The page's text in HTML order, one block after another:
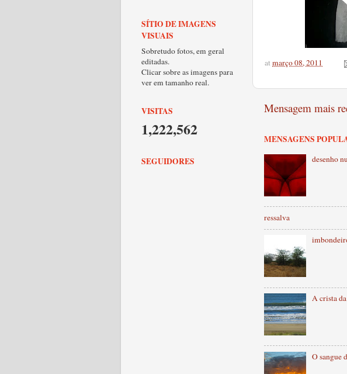
atmarço 08, 2011
Mensagem mais
MENSAGENS
desenho
ressalva
A crista
O sangue
SÍTIO DE IMAGENS
VISUAIS
Sobretudo fotos, em geral
editadas.
Clicar sobre as imagens para
ver em tamanho real.
VISITAS
1,222,562
SEGUIDORES